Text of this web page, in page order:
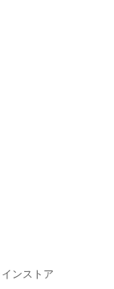
ンストア